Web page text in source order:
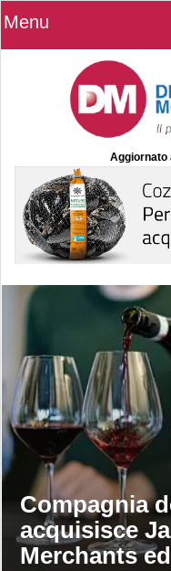
Menu
Aggiornato
Compagnia
acquisisce
Merchants